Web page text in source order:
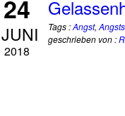
24
JUNI
2018
Tags :Angst,
geschrieben von :